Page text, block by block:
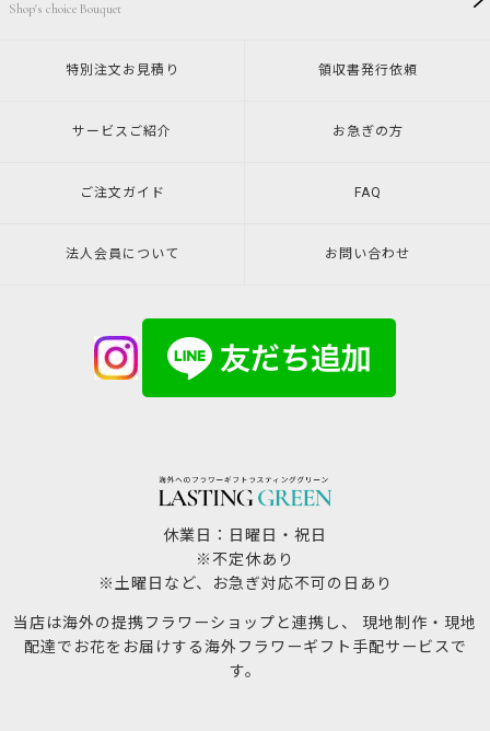
Shop's choice Bouquet
特別注文 お見積り 領収書発行依頼
サービスご紹介 お急ぎの方
ご注文ガイド FAQ
法人会員について お問い合わせ
休業日：日曜日・祝日
※不定休あり
※土曜日など、お急ぎ対応不可の日あり
当店は海外の提携フラワーショップと連携し、 現地制作・現地
配達でお花をお届けする海外フラワーギフト手配サービスで
す。